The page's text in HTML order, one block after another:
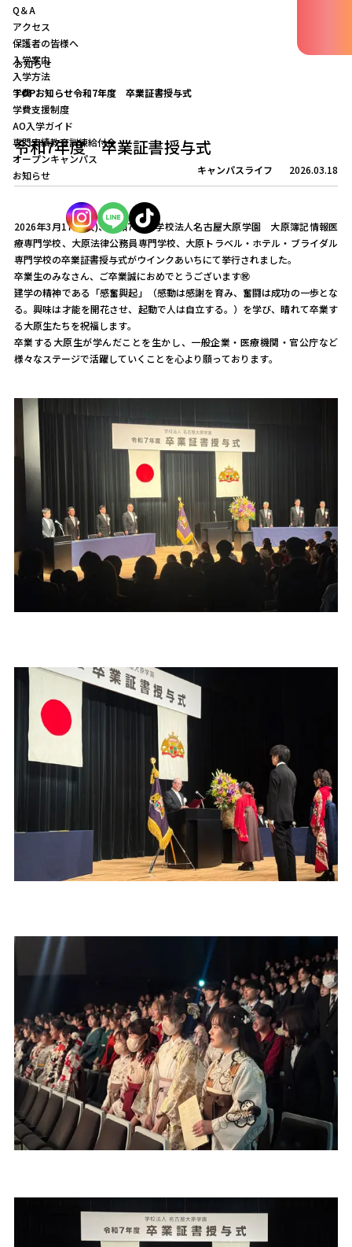
Q＆A
アクセス
保護者の皆様へ
入学案内
入学方法
学費
学費支援制度
AO入学ガイド
専門実績教育訓練給付金
オープンキャンパス
お知らせ
お知らせ
TOPお知らせ令和7年度 卒業証書授与式
令和7年度 卒業証書授与式
キャンパスライフ 2026.03.18
2026年3月17日(火)、令和7年度 学校法人名古屋大原学園 大原簿記情報医
療専門学校、大原法律公務員専門学校、大原トラベル・ホテル・ブライダル
専門学校の卒業証書授与式がウインクあいちにて挙行されました。
卒業生のみなさん、ご卒業誠におめでとうございます㊗
建学の精神である「感奮興起」（感動は感謝を育み、奮闘は成功の一歩とな
る。興味は才能を開花させ、起動で人は自立する。）を学び、晴れて卒業す
る大原生たちを祝福します。
卒業する大原生が学んだことを生かし、一般企業・医療機関・官公庁など
様々なステージで活躍していくことを心より願っております。